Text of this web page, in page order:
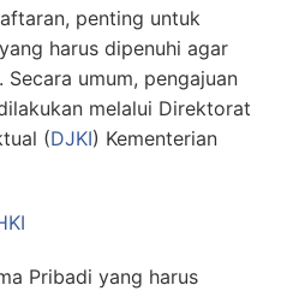
penting untuk
harus dipenuhi agar
umum, pengajuan
melalui Direktorat
(DJKI) Kementerian
Pribadi yang harus